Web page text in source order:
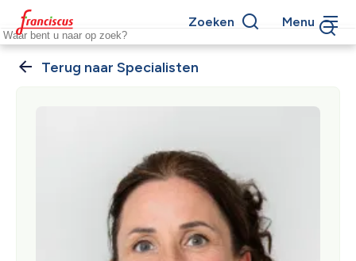
Overslaan
en
naar
Keywords
Zoeken Menu
Specialisten